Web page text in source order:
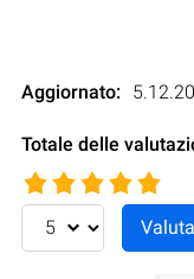
Aggiornato:
Totale delle